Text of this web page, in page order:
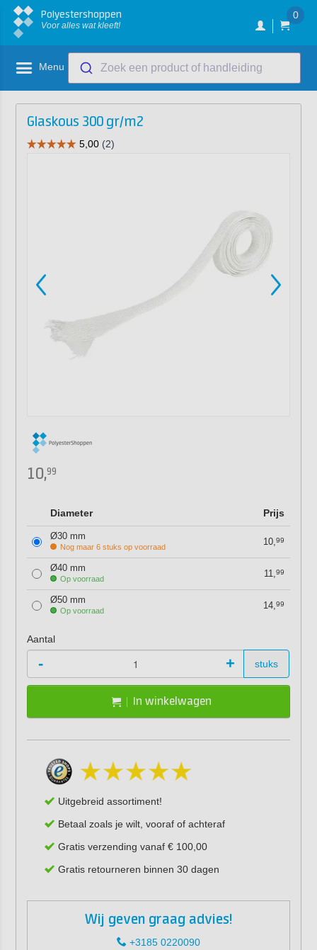
Polyestershoppen
Voor alles wat kleeft!
0
Menu Zoek een product of handleiding
Glaskous 300 gr/m2
10,99
Diameter Prijs
Ø30 mm
Nog maar 6 stuks op voorraad 10,99
Ø40 mm
Op voorraad 11,99
Ø50 mm
Op voorraad 14,99
Aantal
- + stuks
In winkelwagen
Uitgebreid assortiment!
Betaal zoals je wilt, vooraf of achteraf
Gratis verzending vanaf € 100,00
Gratis retourneren binnen 30 dagen
Wij geven graag advies!
+3185 0220090